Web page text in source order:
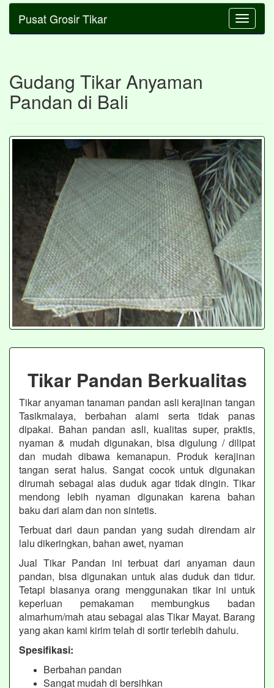
Toggle
Pusat Grosir Tikar
Gudang Tikar Anyaman
Pandan di Bali
Tikar Pandan Berkualitas
Tikar anyaman tanaman pandan asli kerajinan tangan
Tasikmalaya, berbahan alami serta tidak panas
dipakai. Bahan pandan asli, kualitas super, praktis,
nyaman & mudah digunakan, bisa digulung / dilipat
dan mudah dibawa kemanapun. Produk kerajinan
tangan serat halus. Sangat cocok untuk digunakan
dirumah sebagai alas duduk agar tidak dingin. Tikar
mendong lebih nyaman digunakan karena bahan
baku dari alam dan non sintetis.
Terbuat dari daun pandan yang sudah direndam air
lalu dikeringkan, bahan awet, nyaman
Jual Tikar Pandan ini terbuat dari anyaman daun
pandan, bisa digunakan untuk alas duduk dan tidur.
Tetapi biasanya orang menggunakan tikar ini untuk
keperluan pemakaman membungkus badan
almarhum/mah atau sebagai alas Tikar Mayat. Barang
yang akan kami kirim telah di sortir terlebih dahulu.
Spesifikasi:
Berbahan pandan
Sangat mudah di bersihkan